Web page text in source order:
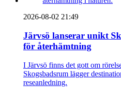
2026-08-02 21:49
Järvsö lanserar unikt
för återhämtning
I Järvsö finns det gott om
Skogsbadsrum lägger
reseanledning.